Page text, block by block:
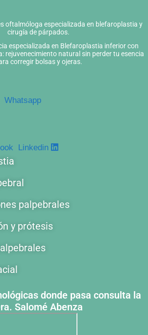
oftalmóloga especializada en blefaroplastia y
cirugía de párpados.
especializada en Blefaroplastia inferior con
rejuvenecimiento natural sin perder tu esencia
corregir bolsas y ojeras.
Whatsapp
Linkedin
palpebrales
y prótesis
donde pasa consulta la
Salomé Abenza